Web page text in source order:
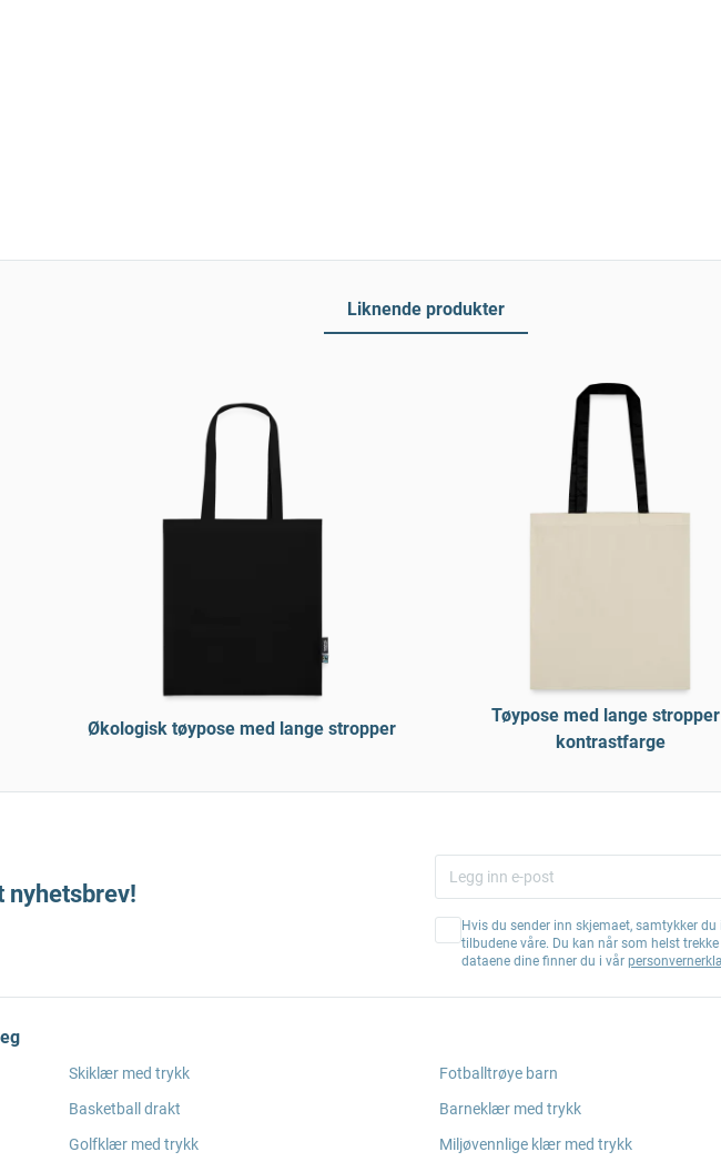
Liknende produkter
Økologisk tøypose med lange stropper
Tøypose med lange
kontrastfarge
nyhetsbrev!
Hvis du sender inn skjemaet, samtykker
tilbudene våre. Du kan når som helst
dataene dine finner du i vår
Skiklær med trykk
Basketball drakt
Golfklær med trykk
Fotballtrøye barn
Barneklær med trykk
Miljøvennlige klær med trykk